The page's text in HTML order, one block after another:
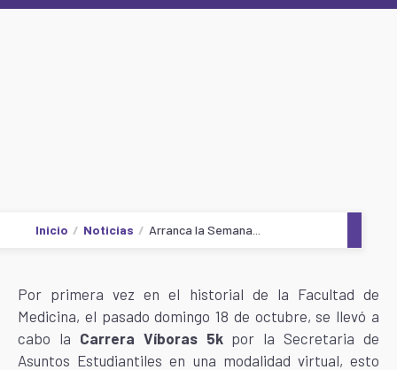
Inicio Noticias Arranca la Semana...
Por primera vez en el historial de la Facultad de
Medicina, el pasado domingo 18 de octubre, se llevó a
cabo la Carrera Víboras 5k por la Secretaria de
Asuntos Estudiantiles en una modalidad virtual, esto